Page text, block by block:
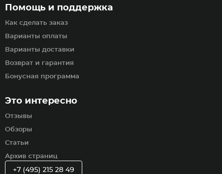
Помощь и поддержка
Как сделать заказ
Варианты оплаты
Варианты доставки
Возврат и гарантия
Бонусная программа
Это интересно
Отзывы
Обзоры
Статьи
Архив страниц
+7 (495) 215 28 49